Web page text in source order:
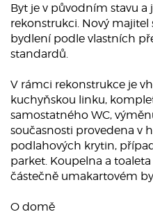
Byt je v původním stavu
rekonstrukci. Nový
bydlení podle vlastních
standardů.
V rámci rekonstrukce je
kuchyňskou linku,
samostatného WC,
současnosti provedena v
podlahových krytin,
parket. Koupelna a
částečně umakartovém
O domě